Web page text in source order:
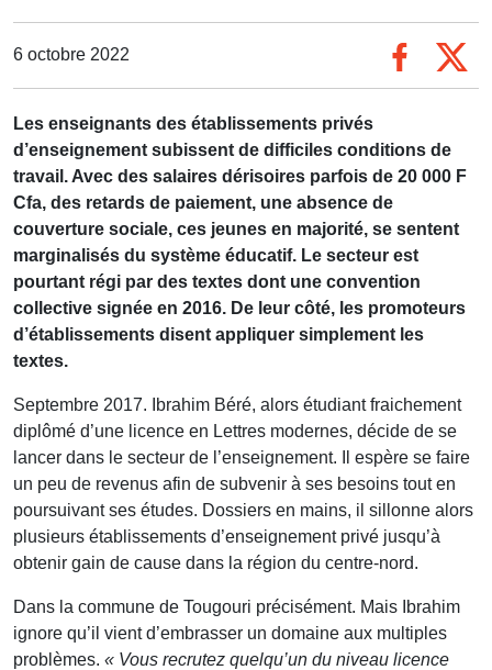
6 octobre 2022
Les enseignants des établissements privés
d’enseignement subissent de difficiles conditions de
travail. Avec des salaires dérisoires parfois de 20 000 F
Cfa, des retards de paiement, une absence de
couverture sociale, ces jeunes en majorité, se sentent
marginalisés du système éducatif. Le secteur est
pourtant régi par des textes dont une convention
collective signée en 2016. De leur côté, les promoteurs
d’établissements disent appliquer simplement les
textes.
Septembre 2017. Ibrahim Béré, alors étudiant fraichement
diplômé d’une licence en Lettres modernes, décide de se
lancer dans le secteur de l’enseignement. Il espère se faire
un peu de revenus afin de subvenir à ses besoins tout en
poursuivant ses études. Dossiers en mains, il sillonne alors
plusieurs établissements d’enseignement privé jusqu’à
obtenir gain de cause dans la région du centre-nord.
Dans la commune de Tougouri précisément. Mais Ibrahim
ignore qu’il vient d’embrasser un domaine aux multiples
problèmes. « Vous recrutez quelqu’un du niveau licence